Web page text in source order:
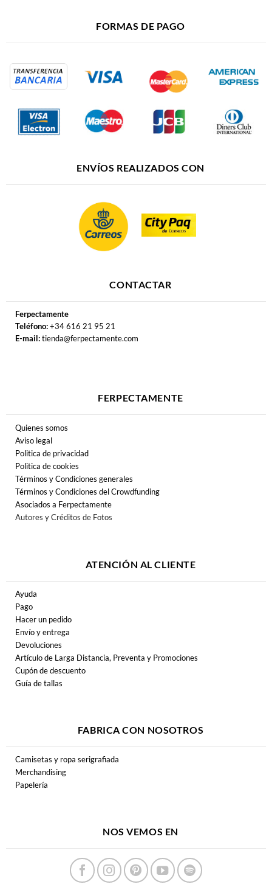
FORMAS DE PAGO
ENVÍOS REALIZADOS CON
CONTACTAR
Ferpectamente
Teléfono:+34 616 21 95 21
E-mail:tienda@ferpectamente.com
FERPECTAMENTE
Quienes somos
Aviso legal
Politica de privacidad
Politica de cookies
Términos y Condiciones generales
Términos y Condiciones del Crowdfunding
Asociados a Ferpectamente
Autores y Créditos de Fotos
ATENCIÓN AL CLIENTE
Ayuda
Pago
Hacer un pedido
Envío y entrega
Devoluciones
Artículo de Larga Distancia, Preventa y Promociones
Cupón de descuento
Guía de tallas
FABRICA CON NOSOTROS
Camisetas y ropa serigrafiada
Merchandising
Papelería
NOS VEMOS EN